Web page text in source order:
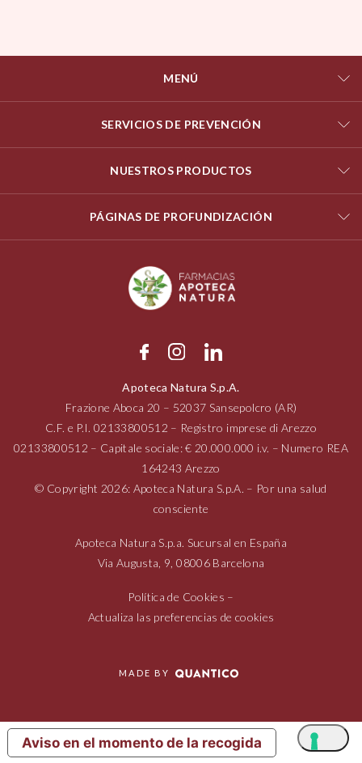
MENÚ
SERVICIOS DE PREVENCIÓN
NUESTROS PRODUCTOS
PÁGINAS DE PROFUNDIZACIÓN
Apoteca Natura S.p.A.
Frazione Aboca 20 – 52037 Sansepolcro (AR)
C.F. e P.I.02133800512 – Registro imprese di Arezzo
02133800512 – Capitale sociale: € 20.000.000 i.v. – Numero REA
164243 Arezzo
© Copyright 2026: Apoteca Natura S.p.A. – Por una salud
consciente
Apoteca Natura S.p.a. Sucursal en España
Via Augusta, 9, 08006Barcelona
Política de Cookies –
Actualiza las preferencias de cookies
MADE BY
Aviso en el momento de la recogida